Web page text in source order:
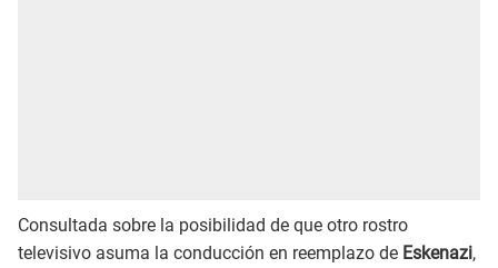
Consultada sobre la posibilidad de que otro rostro
televisivo asuma la conducción en reemplazo de Eskenazi,